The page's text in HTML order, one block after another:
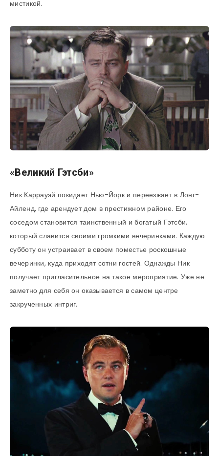
мистикой.
«Великий Гэтсби»
Ник Каррауэй покидает Нью-Йорк и переезжает в Лонг-
Айленд, где арендует дом в престижном районе. Его
соседом становится таинственный и богатый Гэтсби,
который славится своими громкими вечеринками. Каждую
субботу он устраивает в своем поместье роскошные
вечеринки, куда приходят сотни гостей. Однажды Ник
получает пригласительное на такое мероприятие. Уже не
заметно для себя он оказывается в самом центре
закрученных интриг.